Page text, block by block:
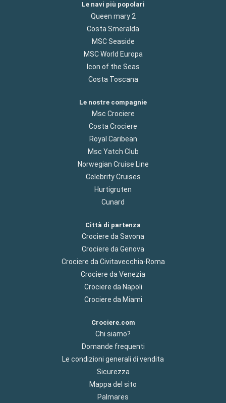
Le navi più popolari
Queen mary 2
Costa Smeralda
MSC Seaside
MSC World Europa
Icon of the Seas
Costa Toscana
Le nostre compagnie
Msc Crociere
Costa Crociere
Royal Caribean
Msc Yatch Club
Norwegian Cruise Line
Celebrity Cruises
Hurtigruten
Cunard
Città di partenza
Crociere da Savona
Crociere da Genova
Crociere da Civitavecchia-Roma
Crociere da Venezia
Crociere da Napoli
Crociere da Miami
Crociere.com
Chi siamo?
Domande frequenti
Le condizioni generali di vendita
Sicurezza
Mappa del sito
Palmares